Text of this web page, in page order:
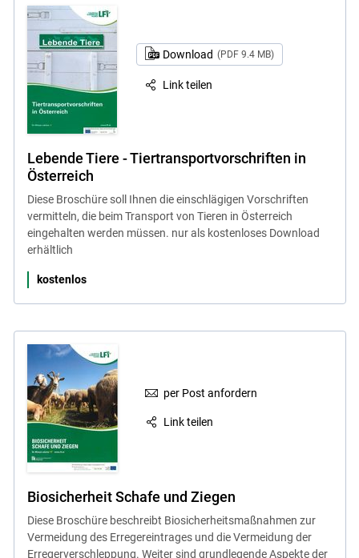
Download (PDF 9.4 MB)
Link teilen
Lebende Tiere - Tiertransportvorschriften in
Österreich
Diese Broschüre soll Ihnen die einschlägigen Vorschriften
vermitteln, die beim Transport von Tieren in Österreich
eingehalten werden müssen. nur als kostenloses Download
erhältlich
kostenlos
per Post anfordern
Link teilen
Biosicherheit Schafe und Ziegen
Diese Broschüre beschreibt Biosicherheitsmaßnahmen zur
Vermeidung des Erregereintrages und die Vermeidung der
Erregerverschleppung. Weiter sind grundlegende Aspekte der